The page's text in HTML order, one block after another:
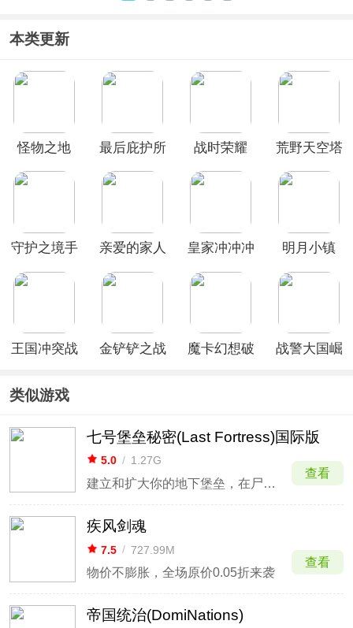
本类更新
怪物之地
最后庇护所
战时荣耀
荒野天空塔
守护之境手
亲爱的家人
皇家冲冲冲
明月小镇
王国冲突战
版
金铲铲之战
魔卡幻想破
战警大国崛
类似游戏
七号堡垒秘密(Last Fortress)国际版
5.0 / 1.27G
建立和扩大你的地下堡垒，在尸潮中幸存下来
查看
疾风剑魂
7.5 / 727.99M
物价不膨胀，全场原价0.05折来袭
查看
帝国统治(DomiNations)